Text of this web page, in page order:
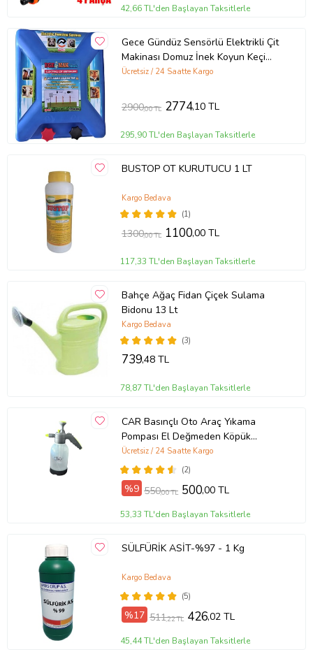
Ürün Kodu:kcm53104898
42,66 TL'den Başlayan Taksitlerle
Gece Gündüz Sensörlü Elektrikli Çit
Makinası Domuz İnek Koyun Keçi
Yabani Hayvan Kovucu
Ücretsiz / 24 Saatte Kargo
2900,00 TL 2774,10 TL
295,90 TL'den Başlayan Taksitlerle
BUSTOP OT KURUTUCU 1 LT
(1)
Kargo Bedava
1300,00 TL 1100,00 TL
117,33 TL'den Başlayan Taksitlerle
Bahçe Ağaç Fidan Çiçek Sulama
Bidonu 13 Lt
(3)
Kargo Bedava
739,48 TL
78,87 TL'den Başlayan Taksitlerle
CAR Basınçlı Oto Araç Yıkama
Pompası El Değmeden Köpük
Püskürtme 2 lt
(2)
Ücretsiz / 24 Saatte Kargo
%9 550,00 TL 500,00 TL
53,33 TL'den Başlayan Taksitlerle
SÜLFÜRİK ASİT-%97 - 1 Kg
(5)
Kargo Bedava
%17 511,22 TL 426,02 TL
45,44 TL'den Başlayan Taksitlerle